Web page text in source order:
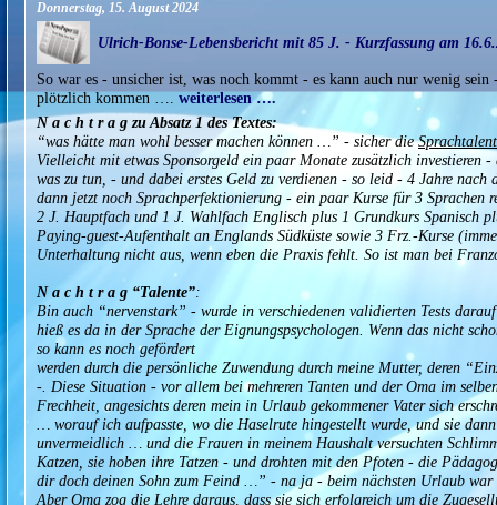
Donnerstag, 15. August 2024
Ulrich-Bonse-Lebensbericht mit 85 J. - Kurzfassung am
So war es - unsicher ist, was noch kommt - es kann auch nur wenig
plötzlich kommen ….
weiterlesen ….
N a c h t r a g zu Absatz 1 des Textes:
“was hätte man wohl besser machen können …” - sicher die
Vielleicht mit etwas Sponsorgeld ein paar Monate zusätzlich investieren
was zu tun, - und dabei erstes Geld zu verdienen - so leid - 4 Jahre
dann jetzt noch Sprachperfektionierung - ein paar Kurse für 3 Sprachen
2 J. Hauptfach und 1 J. Wahlfach Englisch plus 1 Grundkurs Spanisch
Paying-guest-Aufenthalt an Englands Südküste sowie 3 Frz.-Kurse
Unterhaltung nicht aus, wenn eben die Praxis fehlt. So ist man bei
N a c h t r a g “Talente”:
Bin auch “nervenstark” - wurde in verschiedenen validierten Tests
hieß es da in der Sprache der Eignungspsychologen. Wenn das nicht
so kann es noch gefördert
werden durch die persönliche Zuwendung durch meine Mutter, deren
-. Diese Situation - vor allem bei mehreren Tanten und der Oma im
Frechheit, angesichts deren mein in Urlaub gekommener Vater sich
… worauf ich aufpasste, wo die Haselrute hingestellt wurde, und sie
unvermeidlich … und die Frauen in meinem Haushalt versuchten
Katzen, sie hoben ihre Tatzen - und drohten mit den Pfoten - die
dir doch deinen Sohn zum Feind …” - na ja - beim nächsten Urlaub
Aber Oma zog die Lehre daraus, dass sie sich erfolgreich um die